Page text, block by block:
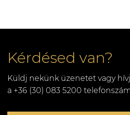
Kérdésed van?
Küldj nekünk üzenetet vagy
a +36 (30) 083 5200